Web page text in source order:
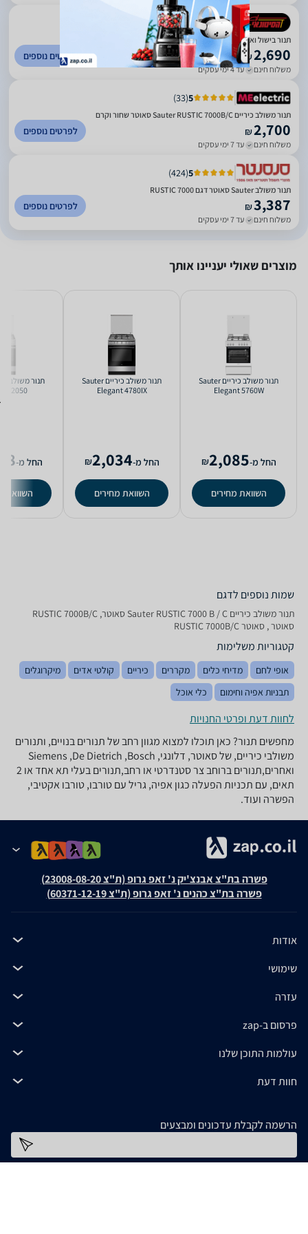
3.67
(
122
)
תנור בישול ואפיה משולב סאוטר RUSTIC 7000B שחור
₪2,690
משלוח חינם עד 4 ימי עסקים
לפרטים נוספים
5
(
33
)
תנור משולב כיריים Sauter RUSTIC 7000B/C סאוטר שחור וקרם
₪2,700
משלוח חינם עד 7 ימי עסקים
לפרטים נוספים
5
(
424
)
תנור משולב Sauter סאוטר דגם RUSTIC 7000
₪3,387
משלוח חינם עד 7 ימי עסקים
לפרטים נוספים
מוצרים שאולי יעניינו אותך
‏תנור משולב כיריים Sauter
Elegant 5760W
החל מ-2,085
₪
השוואת מחירים
‏תנור משולב כיריים Sauter
Elegant 4780IX
החל מ-2,034
₪
השוואת מחירים
2050
החל מ-
השוואת
שמות נוספים לדגם
‏תנור משולב כיריים Sauter RUSTIC 7000 B / C סאוטר, RUSTIC 7000B/C
סאוטר , סאוטר RUSTIC 7000B/C
קטגוריות משלימות
אופי לחם מדיחי כלים מקררים כיריים קולטי אדים
מיקרוגלים
תבניות אפיה וחימום
כלי אוכל
לחוות דעת ופרטי החנויות
מחפשים תנור? כאן תוכלו למצוא מגוון רחב של תנורים בנויים, ותנורים
משולבי כיריים, של סאוטר, דלונגי, Siemens ,De Dietrich ,Bosch
ואחרים,תנורים ברוחב צר סטנדרטי או רחב,תנורים בעלי תא אחד או 2
תאים, עם תכניות הפעלה כגון אפיה, גריל עם טורבו, טורבו אקטיבי,
הפשרה ועוד.
פשרה בת"צ אבנצ'יק נ' זאפ גרופ (ת"צ 23008-08-20)
פשרה בת"צ כהנים נ' זאפ גרופ (ת"צ 60371-12-19)
אודות
שימושי
עזרה
פרסום ב-zap
עולמות התוכן שלנו
חוות דעת
הרשמה לקבלת עדכונים ומבצעים